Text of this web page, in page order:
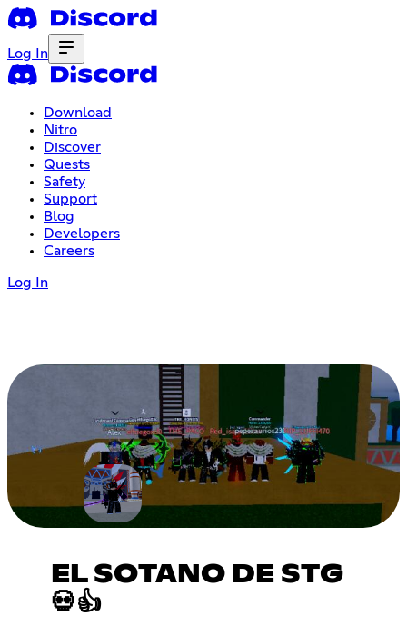
Log In
Download
Nitro
Discover
Quests
Safety
Support
Blog
Developers
Careers
Log In
EL SOTANO DE STG
💀👍